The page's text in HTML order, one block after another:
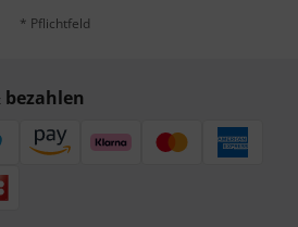
* Pflichtfeld